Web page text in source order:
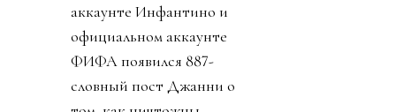
аккаунте Инфантино и
официальном аккаунте
ФИФА появился 887-
словный пост Джанни о